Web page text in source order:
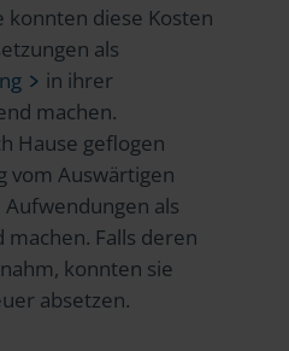
konnten diese Kosten
als
in ihrer
machen.
Hause geflogen
vom Auswärtigen
als
machen. Falls deren
konnten sie
absetzen.